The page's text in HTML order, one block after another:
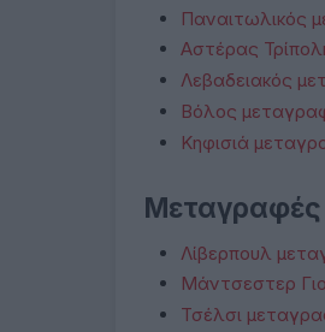
Παναιτωλικός
Αστέρας
Λεβαδειακός
Βόλος
Κηφισιά
Μεταγραφές
Λίβερπουλ
Μάντσεστερ
Τσέλσι